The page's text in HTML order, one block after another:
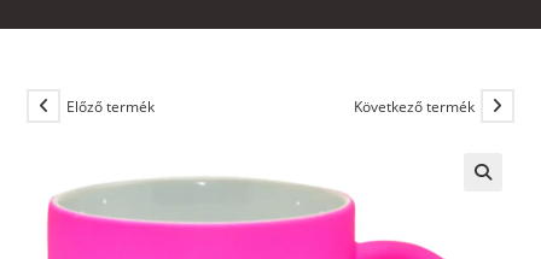
Előző termék Következő termék